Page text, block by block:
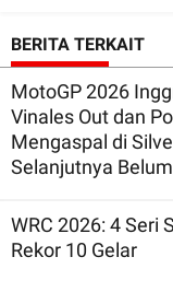
BERITA TERKAIT
MotoGP 2026
Vinales Out dan
Mengaspal di
Selanjutnya
WRC 2026: 4 Seri
Rekor 10 Gelar